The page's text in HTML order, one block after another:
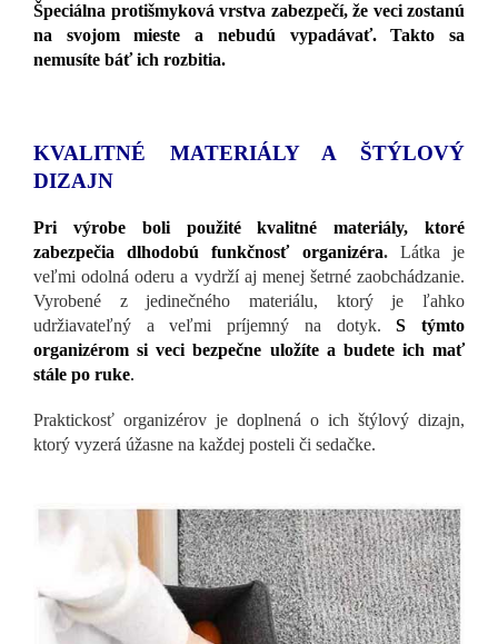
Špeciálna protišmyková vrstva zabezpečí, že veci zostanú
na svojom mieste a nebudú vypadávať. Takto sa
nemusíte báť ich rozbitia.
KVALITNÉ MATERIÁLY A ŠTÝLOVÝ
DIZAJN
Pri výrobe boli použité kvalitné materiály, ktoré
zabezpečia dlhodobú funkčnosť organizéra.
Látka je
veľmi odolná oderu a vydrží aj menej šetrné zaobchádzanie.
Vyrobené z jedinečného materiálu, ktorý je ľahko
udržiavateľný a veľmi príjemný na dotyk.S týmto
organizérom si veci bezpečne uložíte a budete ich mať
stále po ruke.
Praktickosť organizérov je doplnená o ich štýlový dizajn,
ktorý vyzerá úžasne na každej posteli či sedačke.